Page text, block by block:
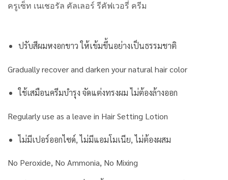
ครูเซ็ท เนเชอรัล คัลเลอร์ รีคัฟเวอรี่ ครีม
ปรับสีผมหงอกขาว ให้เข้มขึ้นอย่างเป็นธรรมชาติ
Gradually recover and darken your natural hair color
ใช้เสมือนครีมบำรุง จัดแต่งทรงผม ไม่ต้องล้างออก
Regularly use as a leave in Hair Setting Lotion
ไม่มีเปอร์ออกไซด์, ไม่มีแอมโมเนีย, ไม่ต้องผสม
No Peroxide, No Ammonia, No Mixing